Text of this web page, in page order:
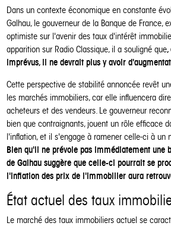
Dans un contexte économique en constante
Galhau, le gouverneur de la Banque de France,
optimiste sur l'avenir des taux d'intérêt
apparition sur Radio Classique, il a souligné que,
imprévus, il ne devrait plus y avoir
Cette perspective de stabilité annoncée revêt
les marchés immobiliers, car elle influencera
acheteurs et des vendeurs. Le gouverneur
bien que contraignants, jouent un rôle efficace
l'inflation, et il s'engage à ramener celle-ci à un
Bien qu'il ne prévoie pas immédiatement une
de Galhau suggère que celle-ci pourrait se
l'inflation des prix de l'immobilier aura
État actuel des taux
Le marché des taux immobiliers actuel se